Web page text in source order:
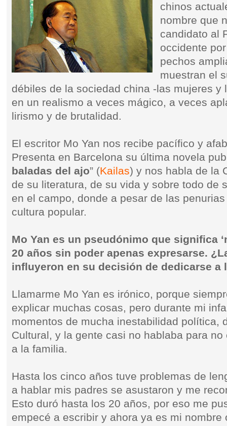
chinos
nombre que
candidato al
occidente por
pechos
muestran el
débiles de la sociedad china -las mujeres
en un realismo a veces mágico, a veces
lirismo y de brutalidad.
El escritor Mo Yan nos recibe pacífico y
Presenta en Barcelona su última novela
baladas del ajo” (Kailas) y nos habla de la
de su literatura, de su vida y sobre todo de
en el campo, donde a pesar de las
cultura popular.
Mo Yan es un pseudónimo que significa
20 años sin poder apenas expresarse.
influyeron en su decisión de dedicarse a
Llamarme Mo Yan es irónico, porque
explicar muchas cosas, pero durante mi
momentos de mucha inestabilidad política,
Cultural, y la gente casi no hablaba para
a la familia.
Hasta los cinco años tuve problemas de
a hablar mis padres se asustaron y me
Esto duró hasta los 20 años, por eso me
empecé a escribir y ahora ya es mi